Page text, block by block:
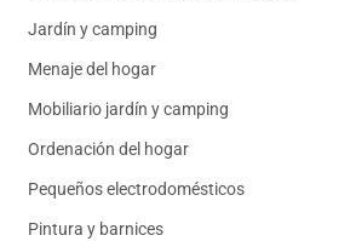
Jardín y camping
Menaje del hogar
Mobiliario jardín y camping
Ordenación del hogar
Pequeños electrodomésticos
Pintura y barnices